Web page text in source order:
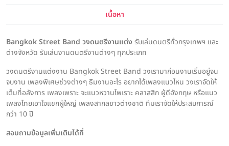
เนื้อหา
Bangkok Street Band วงดนตรีงานแต่ง รับเล่นดนตรีทั่วกรุงเทพฯ และ
ต่างจังหวัด รับเล่นงานดนตรีงานต่างๆ ทุกประเภท
วงดนตรีงานแต่งงาน Bangkok Street Band วงเรามาก่อนงานเริ่มอยู่จน
จบงาน เพลงพิเศษช่วงต่างๆ ธีมงานอะไร อยากได้เพลงแนวไหน วงเราจัดให้
เต็มที่อลังการ เพลงเพราะ จะแนวหวานไพเราะ คลาสสิก ผู้ดีอังกฤษ หรือแนว
เพลงไทยเอาใจแขกผู้ใหญ่ เพลงสากลชาวต่างชาติ ทีมเราจัดให้ประสบการณ์
กว่า 10 ปี
สอบถามข้อมูลเพิ่มเติมได้ที่